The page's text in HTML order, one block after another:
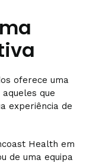
oferece uma
que
experiência de
Health em
de uma equipa